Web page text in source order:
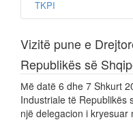
TKPI
Vizitë pune e
Republikës së
Мë datë 6 dhe 7 Shkurt
Industriale të Republikës
një delegacion i